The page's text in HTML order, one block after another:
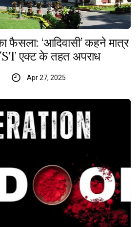
फैसला: ‘आदिवासी’ कहने मात्र
एक्ट के तहत अपराध
Apr 27, 2025